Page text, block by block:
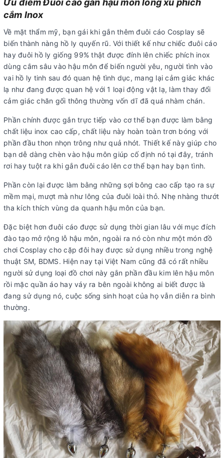
Ưu điểm Đuôi cáo gắn hậu môn lông xù phích
cắm Inox
Về mặt thẩm mỹ, bạn gái khi gắn thêm đuôi cáo Cosplay sẽ
biến thành nàng hồ ly quyến rũ. Với thiết kế như chiếc đuôi cáo
hay đuôi hồ ly giống 99% thật được đính lên chiếc phích inox
dùng cắm sâu vào hậu môn để biến người yêu, người tình vào
vai hồ ly tinh sau đó quan hệ tình dục, mang lại cảm giác khác
lạ như đang được quan hệ với 1 loại động vật lạ, làm thay đổi
cảm giác chăn gối thông thường vốn dĩ đã quá nhàm chán.
Phần chính được gắn trực tiếp vào cơ thể bạn được làm bằng
chất liệu inox cao cấp, chất liệu này hoàn toàn trơn bóng với
phần đầu thon nhọn trông như quả nhót. Thiết kế này giúp cho
bạn dễ dàng chèn vào hậu môn giúp cố định nó tại đây, tránh
rơi hay tuột ra khi gắn đuôi cáo lên cơ thể bạn hay bạn tình.
Phần còn lại được làm bằng những sợi bông cao cấp tạo ra sự
mềm mại, mượt mà như lông của đuôi loài thỏ. Nhẹ nhàng thướt
tha kích thích vùng da quanh hậu môn của bạn.
Đặc biệt hơn đuôi cáo được sử dụng thời gian lâu với mục đích
đào tạo mở rộng lỗ hậu môn, ngoài ra nó còn như một món đồ
chơi Cosplay cho cặp đôi hay được sử dụng nhiều trong nghệ
thuật SM, BDMS. Hiện nay tại Việt Nam cũng đã có rất nhiều
người sử dụng loại đồ chơi này gắn phần đầu kim lên hậu môn
rồi mặc quần áo hay váy ra bên ngoài không ai biết được là
đang sử dụng nó, cuộc sống sinh hoạt của họ vẫn diễn ra bình
thường.